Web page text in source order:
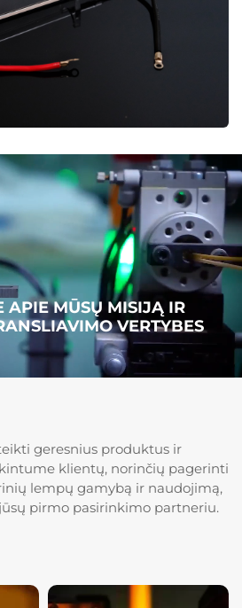
APIE MŪSŲ MISIJĄ IR
VERTYBES
geresnius produktus ir
klientų, norinčių pagerinti
lempų gamybą ir naudojimą,
pirmo pasirinkimo partneriu.